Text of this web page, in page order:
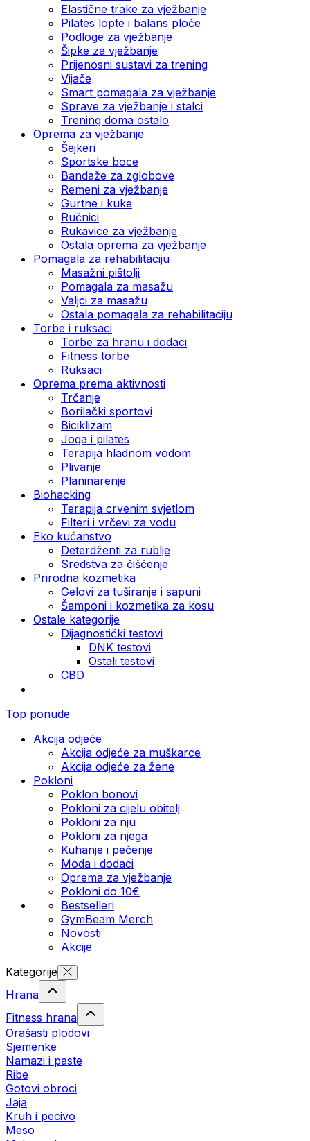
Elastične trake za vježbanje
Pilates lopte i balans ploče
Podloge za vježbanje
Šipke za vježbanje
Prijenosni sustavi za trening
Vijače
Smart pomagala za vježbanje
Sprave za vježbanje i stalci
Trening doma ostalo
Oprema za vježbanje
Šejkeri
Sportske boce
Bandaže za zglobove
Remeni za vježbanje
Gurtne i kuke
Ručnici
Rukavice za vježbanje
Ostala oprema za vježbanje
Pomagala za rehabilitaciju
Masažni pištolji
Pomagala za masažu
Valjci za masažu
Ostala pomagala za rehabilitaciju
Torbe i ruksaci
Torbe za hranu i dodaci
Fitness torbe
Ruksaci
Oprema prema aktivnosti
Trčanje
Borilački sportovi
Biciklizam
Joga i pilates
Terapija hladnom vodom
Plivanje
Planinarenje
Biohacking
Terapija crvenim svjetlom
Filteri i vrčevi za vodu
Eko kućanstvo
Deterdženti za rublje
Sredstva za čišćenje
Prirodna kozmetika
Gelovi za tuširanje i sapuni
Šamponi i kozmetika za kosu
Ostale kategorije
Dijagnostički testovi
DNK testovi
Ostali testovi
CBD
Top ponude
Akcija odjeće
Akcija odjeće za muškarce
Akcija odjeće za žene
Pokloni
Poklon bonovi
Pokloni za cijelu obitelj
Pokloni za nju
Pokloni za njega
Kuhanje i pečenje
Moda i dodaci
Oprema za vježbanje
Pokloni do 10€
Bestselleri
GymBeam Merch
Novosti
Akcije
Kategorije
Hrana
Fitness hrana
Orašasti plodovi
Sjemenke
Namazi i paste
Ribe
Gotovi obroci
Jaja
Kruh i pecivo
Meso